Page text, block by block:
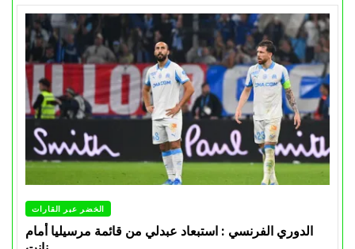
الخضر عبر القارات
الدوري الفرنسي : استبعاد عبدلي من قائمة مرسيليا أمام